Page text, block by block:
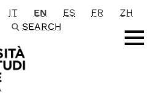
principale
IT EN ES FR
ZH
SEARCH